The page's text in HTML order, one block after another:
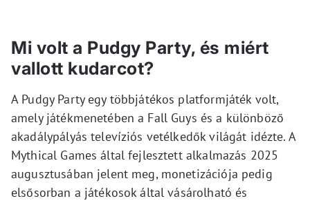
Mi volt a Pudgy Party, és miért
vallott kudarcot?
A Pudgy Party egy többjátékos platformjáték volt,
amely játékmenetében a Fall Guys és a különböző
akadálypályás televíziós vetélkedők világát idézte. A
Mythical Games által fejlesztett alkalmazás 2025
augusztusában jelent meg, monetizációja pedig
elsősorban a játékosok által vásárolható és